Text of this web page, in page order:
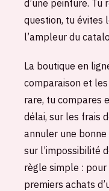
d’une peinture. Tu
question, tu évites
l’ampleur du
La boutique en
comparaison et
rare, tu compares
délai, sur les frais
annuler une
sur l’impossibilité
règle simple :
premiers achats